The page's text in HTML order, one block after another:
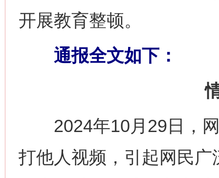
开展教育整顿。
通报全文如下：
2024年10月29日，网
打他人视频，引起网民